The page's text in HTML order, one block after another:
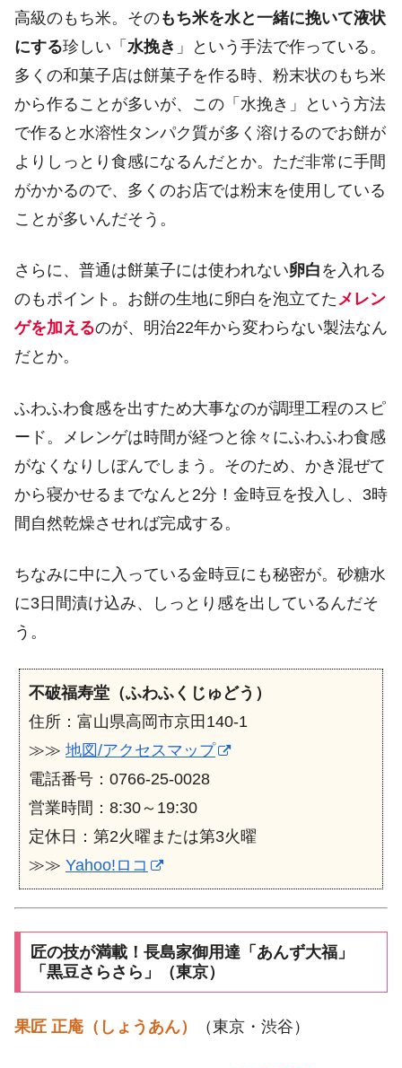
高級のもち米。そのもち米を水と一緒に挽いて液状
にする珍しい「 水挽き 」という手法で作っている。
多くの和菓子店は餅菓子を作る時、粉末状のもち米
から作ることが多いが、この「水挽き」という方法
で作ると水溶性タンパク質が多く溶けるのでお餅が
よりしっとり食感になるんだとか。ただ非常に手間
がかかるので、多くのお店では粉末を使用している
ことが多いんだそう。
さらに、普通は餅菓子には使われない卵白 を入れる
のもポイント。お餅の生地に卵白を泡立てたメレン
ゲを加えるのが、明治22年から変わらない製法なん
だとか。
ふわふわ食感を出すため大事なのが調理工程のスピ
ード。メレンゲは時間が経つと徐々にふわふわ食感
がなくなりしぼんでしまう。そのため、かき混ぜて
から寝かせるまでなんと2分！金時豆を投入し、3時
間自然乾燥させれば完成する。
ちなみに中に入っている金時豆にも秘密が。砂糖水
に3日間漬け込み、しっとり感を出しているんだそ
う。
不破福寿堂（ふわふくじゅどう）
住所：富山県高岡市京田140-1
≫≫ 地図/アクセスマップ
電話番号：0766-25-0028
営業時間：8:30～19:30
定休日：第2火曜または第3火曜
≫≫ Yahoo!ロコ
匠の技が満載！長島家御用達「あんず大福」
「黒豆さらさら」（東京）
果匠 正庵（しょうあん） （東京・渋谷）